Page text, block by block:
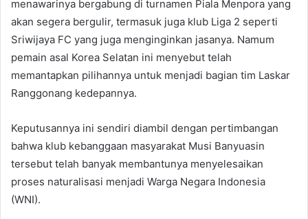
menawarinya bergabung di turnamen Piala Menpora yang
akan segera bergulir, termasuk juga klub Liga 2 seperti
Sriwijaya FC yang juga menginginkan jasanya. Namum
pemain asal Korea Selatan ini menyebut telah
memantapkan pilihannya untuk menjadi bagian tim Laskar
Ranggonang kedepannya.
Keputusannya ini sendiri diambil dengan pertimbangan
bahwa klub kebanggaan masyarakat Musi Banyuasin
tersebut telah banyak membantunya menyelesaikan
proses naturalisasi menjadi Warga Negara Indonesia
(WNI).